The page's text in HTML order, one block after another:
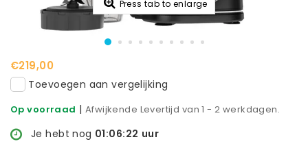
Press tab to enlarge
€219,00
Toevoegen aan vergelijking
Op voorraad | Afwijkende Levertijd van 1 - 2 werkdagen.
Je hebt nog 01:06:22 uur